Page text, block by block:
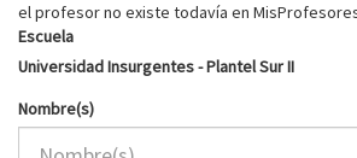
el profesor no existe todavía en
Escuela
Universidad Insurgentes - Plantel Sur II
Nombre(s)